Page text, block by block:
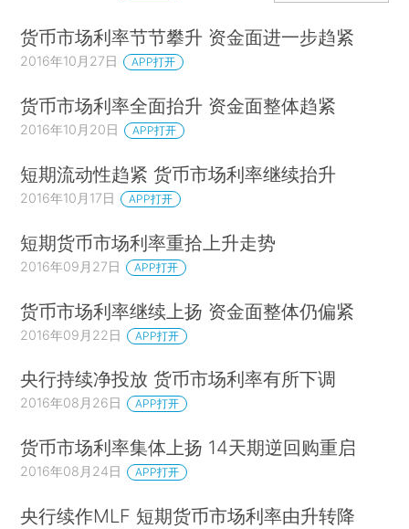
货币市场利率节节攀升 资金面进一步趋紧
2016年10月27日 APP打开
货币市场利率全面抬升 资金面整体趋紧
2016年10月20日 APP打开
短期流动性趋紧 货币市场利率继续抬升
2016年10月17日 APP打开
短期货币市场利率重拾上升走势
2016年09月27日 APP打开
货币市场利率继续上扬 资金面整体仍偏紧
2016年09月22日 APP打开
央行持续净投放 货币市场利率有所下调
2016年08月26日 APP打开
货币市场利率集体上扬 14天期逆回购重启
2016年08月24日 APP打开
央行续作MLF 短期货币市场利率由升转降